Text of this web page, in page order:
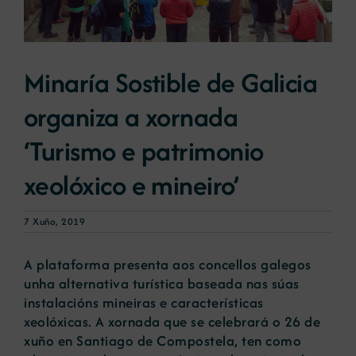
Novas
Portal de emprego
Contacto
Minaría Sostible de Galicia
organiza a xornada
‘Turismo e patrimonio
xeolóxico e mineiro’
7 Xuño, 2019
A plataforma presenta aos concellos galegos
unha alternativa turística baseada nas súas
instalacións mineiras e características
xeolóxicas. A xornada que se celebrará o 26 de
xuño en Santiago de Compostela, ten como